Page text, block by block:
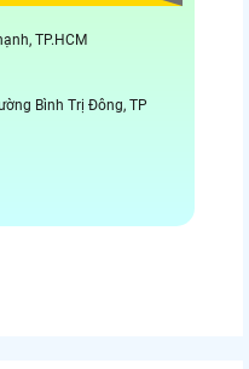
TP.HCM
Bình Trị Đông, TP